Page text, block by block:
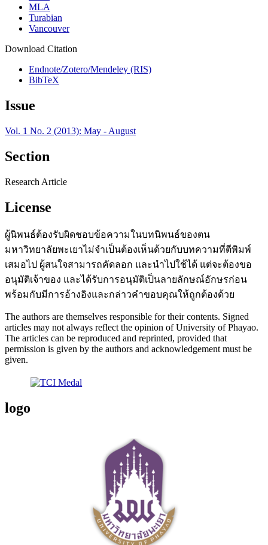
MLA
Turabian
Vancouver
Download Citation
Endnote/Zotero/Mendeley (RIS)
BibTeX
Issue
Vol. 1 No. 2 (2013): May - August
Section
Research Article
License
ผู้นิพนธ์ต้องรับผิดชอบข้อความในบทนิพนธ์ของตน
มหาวิทยาลัยพะเยาไม่จำเป็นต้องเห็นด้วยกับบทความที่ตีพิมพ์
เสมอไป ผู้สนใจสามารถคัดลอก และนำไปใช้ได้ แต่จะต้องขอ
อนุมัติเจ้าของ และได้รับการอนุมัติเป็นลายลักษณ์อักษรก่อน
พร้อมกับมีการอ้างอิงและกล่าวคำขอบคุณให้ถูกต้องด้วย
The authors are themselves responsible for their contents. Signed
articles may not always reflect the opinion of University of Phayao.
The articles can be reproduced and reprinted, provided that
permission is given by the authors and acknowledgement must be
given.
logo